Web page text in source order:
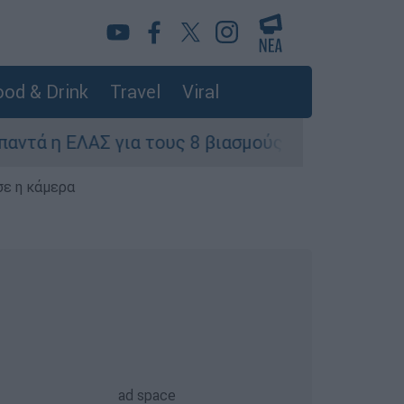
& Drink Travel Viral
για τους 8 βιασμούς τουριστριών - «Μόνο
η κάμερα